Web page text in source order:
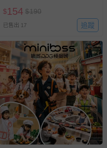
$154 $190
已售出 17 追蹤